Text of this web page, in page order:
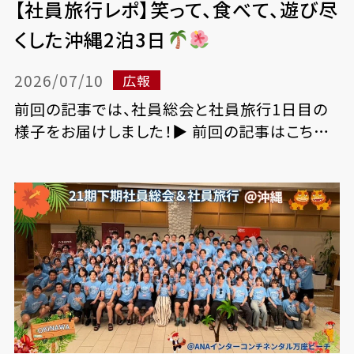
【社員旅行レポ】笑って、食べて、遊び尽
くした沖縄2泊3日
2026/07/10 広報
前回の記事では、社員総会と社員旅行1日目の
様子をお届けしました！▶ 前回の記事はこちら